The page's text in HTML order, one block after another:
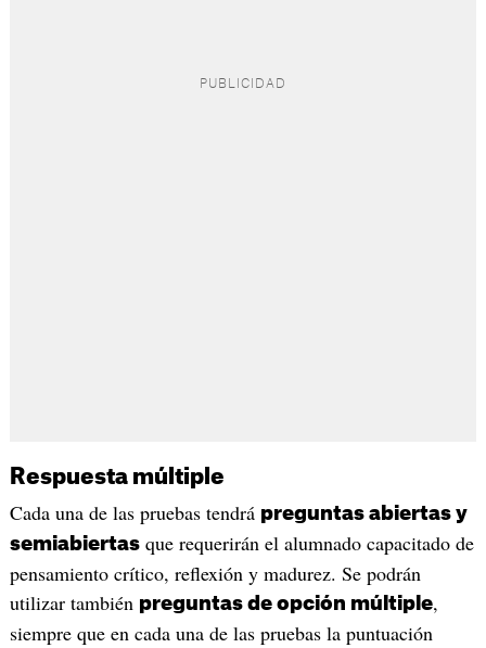
Respuesta múltiple
Cada una de las pruebas tendrá preguntas abiertas y
semiabiertasque requerirán el alumnado capacitado de
pensamiento crítico, reflexión y madurez. Se podrán
utilizar también preguntas de opción múltiple,
siempre que en cada una de las pruebas la puntuación